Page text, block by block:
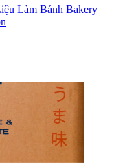
Làm Bánh Bakery